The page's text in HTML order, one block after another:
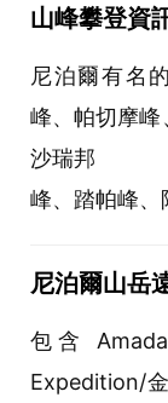
山峰攀登資
尼泊爾有名
峰、帕切摩峰
沙瑞邦
峰、踏帕峰、
尼泊爾山岳
包含
Expedition/